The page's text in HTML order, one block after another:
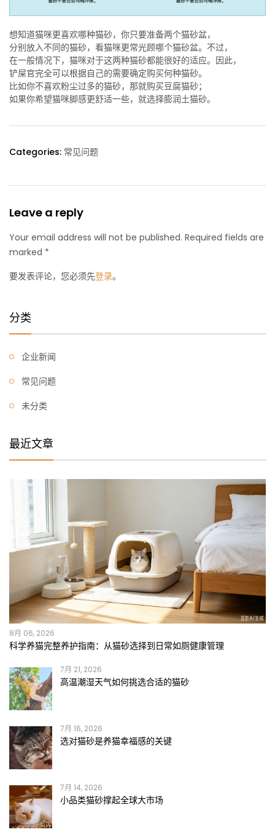
想知道猫咪更喜欢哪种猫砂，你只要准备两个猫砂盆，
分别放入不同的猫砂，看猫咪更常光顾哪个猫砂盆。不过，
在一般情况下，猫咪对于这两种猫砂都能很好的适应。因此，
铲屎官完全可以根据自己的需要确定购买何种猫砂。
比如你不喜欢粉尘过多的猫砂，那就购买豆腐猫砂；
如果你希望猫咪脚感更舒适一些，就选择膨润土猫砂。
Categories: 常见问题
Leave a reply
Your email address will not be published. Required fields are
marked *
要发表评论，您必须先登录。
分类
企业新闻
常见问题
未分类
最近文章
8月 06, 2026
科学养猫完整养护指南：从猫砂选择到日常如厕健康管理
7月 21, 2026
高温潮湿天气如何挑选合适的猫砂
7月 16, 2026
选对猫砂是养猫幸福感的关键
7月 14, 2026
小品类猫砂撑起全球大市场